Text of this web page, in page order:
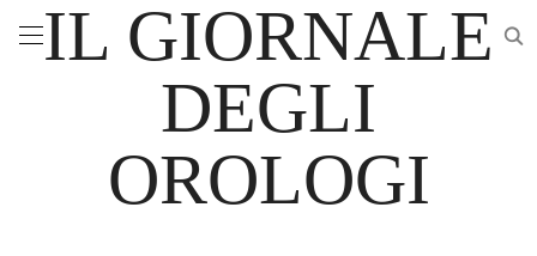
IL GIORNALE
DEGLI
OROLOGI